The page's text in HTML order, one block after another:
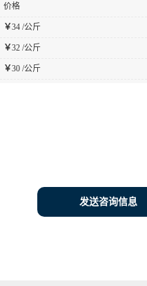
价格
￥34 /公斤
￥32 /公斤
￥30 /公斤
发送咨询信息